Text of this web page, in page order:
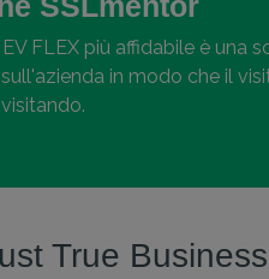
FLEX più affidabile è
in modo che il
True